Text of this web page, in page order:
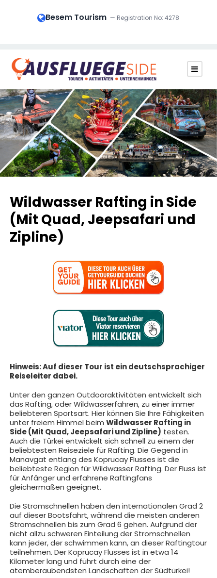
Besem Tourism — Registration No: 4278
Wildwasser Rafting in Side
(Mit Quad, Jeepsafari und
Zipline)
Hinweis: Auf dieser Tour ist ein deutschsprachiger
Reiseleiter dabei.
Unter den ganzen Outdooraktivitäten entwickelt sich
das Rafting, oder Wildwasserfahren, zu einer immer
beliebteren Sportsart. Hier können Sie Ihre Fähigkeiten
unter freiem Himmel beim Wildwasser Rafting in
Side (Mit Quad, Jeepsafari und Zipline) testen.
Auch die Türkei entwickelt sich schnell zu einem der
beliebtesten Reiseziele für Rafting. Die Gegend in
Manavgat entlang des Koprucay Flusses ist die
beliebteste Region für Wildwasser Rafting. Der Fluss ist
für Anfänger und erfahrene Raftingfans
gleichermaßen geeignet.
Die Stromschnellen haben den internationalen Grad 2
auf dieser Bootsfahrt, während die meisten anderen
Stromschnellen bis zum Grad 6 gehen. Aufgrund der
nicht allzu schweren Einteilung der Stromschnellen
kann jeder, der schwimmen kann, an dieser Raftingtour
teilnehmen. Der Koprucay Flusses ist in etwa 14
Kilometer lang und führt durch eine der
atemberaubendsten Landschaften der Südtürkei!